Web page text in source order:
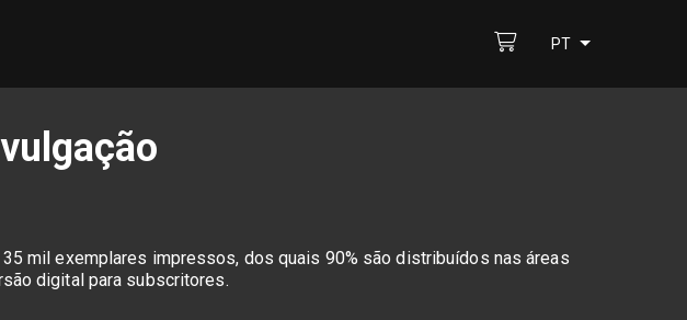
PT
mil exemplares impressos, dos quais 90% são distribuídos nas áreas
digital para subscritores.